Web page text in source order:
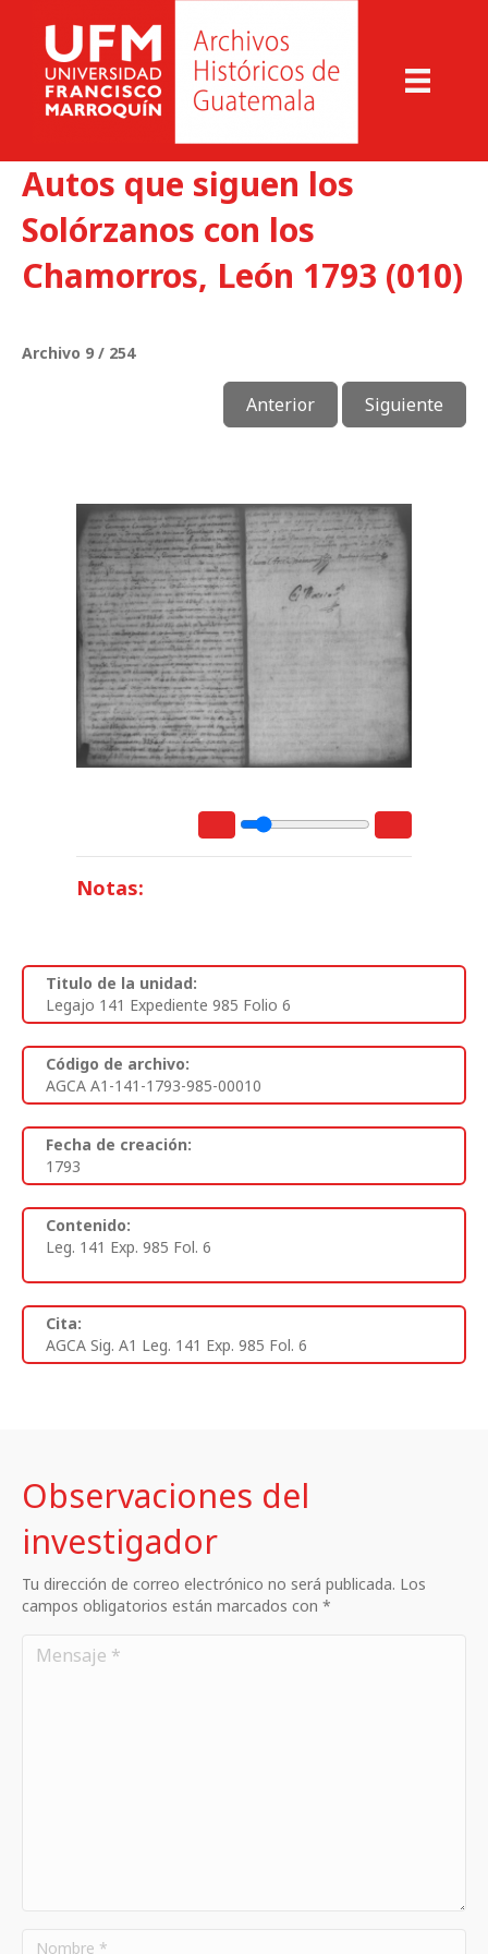
Autos que siguen los
Solórzanos con los
Chamorros, León 1793 (010)
Archivo 9 / 254
Anterior Siguiente
Notas:
Titulo de la unidad:
Legajo 141 Expediente 985 Folio 6
Código de archivo:
AGCA A1-141-1793-985-00010
Fecha de creación:
1793
Contenido:
Leg. 141 Exp. 985 Fol. 6
Cita:
AGCA Sig. A1 Leg. 141 Exp. 985 Fol. 6
Observaciones del
investigador
Tu dirección de correo electrónico no será publicada. Los
campos obligatorios están marcados con *